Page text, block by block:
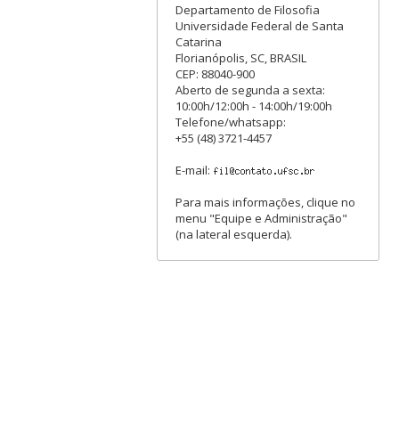
Departamento de Filosofia
Universidade Federal de Santa
Catarina
Florianópolis, SC, BRASIL
CEP: 88040-900
Aberto de segunda a sexta:
10:00h/12:00h - 14:00h/19:00h
Telefone/whatsapp:
+55 (48) 3721-4457
E-mail:
Para mais informações, clique no
menu "Equipe e Administração"
(na lateral esquerda).